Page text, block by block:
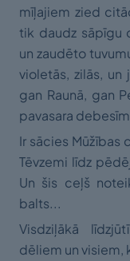
mīļajiem zied
tik daudz sāpīgu
un zaudēto
violetās, zilās, un
gan Raunā, gan
pavasara
Ir sācies Mūžības
Tēvzemi līdz
Un šis ceļš
balts...
Visdziļākā
dēliem un visiem,